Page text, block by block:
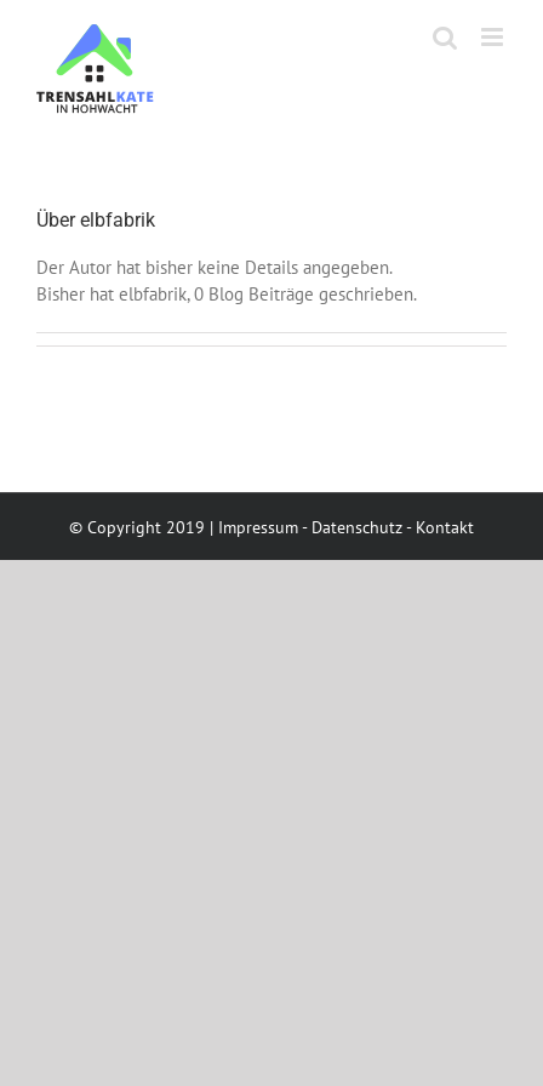
springen
Überelbfabrik
Der Autor hat bisher keine Details angegeben.
Bisher hat elbfabrik, 0 Blog Beiträge geschrieben.
© Copyright 2019 | Impressum- Datenschutz- Kontakt